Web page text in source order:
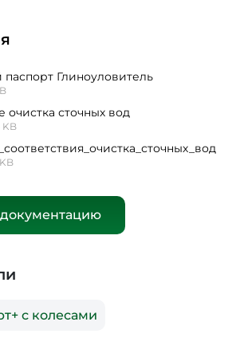
паспорт Глиноуловитель
сточных вод
KB
с колесами